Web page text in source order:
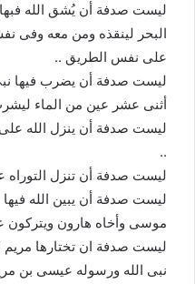
ليست صدفة أن يُشق الله
البحر لينقذه ومن معه وفى
على نفس الطريق ..
ليست صدفة أن يضرب فيها
أثنى عشر عين من الماء
ليست صدفة أن ينزل الله
..
ليست صدفة أن تنزل
ليست صدفة أن يبين الله
موسى وأخاه هارون ويتركون
ليست صدفة ان تختارها مريم
نبى الله ورسوله عيسى بن